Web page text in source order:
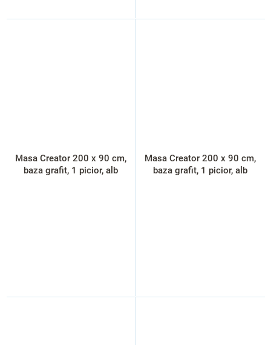
Masa Creator 200 x 90 cm,
baza grafit, 1 picior, alb
Masa Creator 200 x 90 cm,
baza grafit, 1 picior, alb